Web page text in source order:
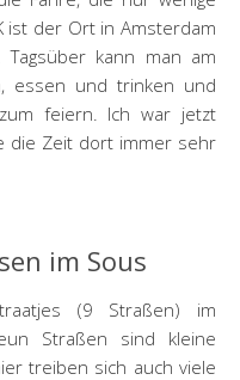
ist der Ort in Amsterdam
kann man am
essen und trinken und
feiern. Ich war jetzt
die Zeit dort immer sehr
im Sous
(9 Straßen) im
Straßen sind kleine
treiben sich auch viele